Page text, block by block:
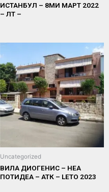
ИСТАНБУЛ – 8МИ МАРТ 2022
– ЛТ –
Uncategorized
ВИЛА ДИОГЕНИС – НЕА
ПОТИДЕА – АТК – LETO 2023